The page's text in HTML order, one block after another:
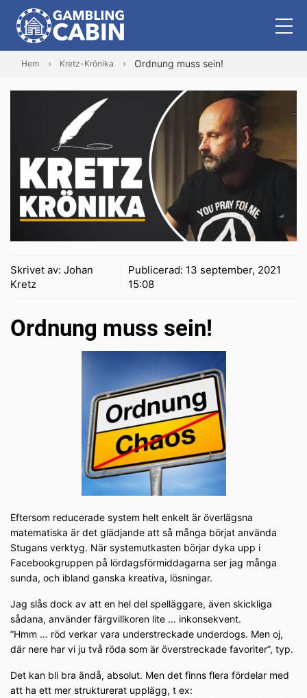
Hem Kretz-Krönika Ordnung muss sein!
Skrivet av: Johan
Kretz
Publicerad: 13 september, 2021
15:08
Ordnung muss sein!
Eftersom reducerade system helt enkelt är överlägsna
matematiska är det glädjande att så många börjat använda
Stugans verktyg. När systemutkasten börjar dyka upp i
Facebookgruppen på lördagsförmiddagarna ser jag många
sunda, och ibland ganska kreativa, lösningar.
Jag slås dock av att en hel del spelläggare, även skickliga
sådana, använder färgvillkoren lite … inkonsekvent.
”Hmm … röd verkar vara understreckade underdogs. Men oj,
där nere har vi ju två röda som är överstreckade favoriter”, typ.
Det kan bli bra ändå, absolut. Men det finns flera fördelar med
att ha ett mer strukturerat upplägg, t ex: